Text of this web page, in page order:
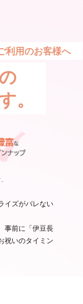
用のお客様へ
。
イズがバレない
事前に「伊豆長
祝いのタイミン